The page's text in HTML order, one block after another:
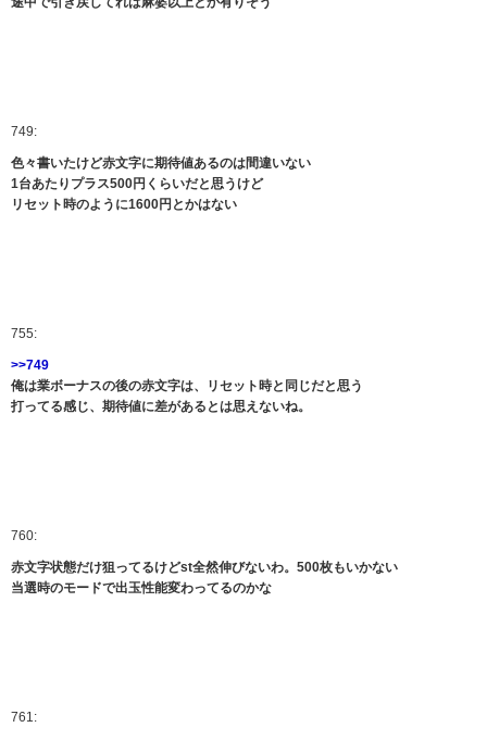
749:
色々書いたけど赤文字に期待値あるのは間違いない
1台あたりプラス500円くらいだと思うけど
リセット時のように1600円とかはない
755:
>>749
俺は業ボーナスの後の赤文字は、リセット時と同じだと思う
打ってる感じ、期待値に差があるとは思えないね。
760:
赤文字状態だけ狙ってるけどst全然伸びないわ。500枚もいかない
当選時のモードで出玉性能変わってるのかな
761: